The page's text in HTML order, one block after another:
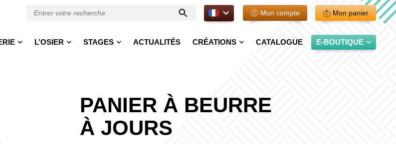
Entrer
votre
FR. Mon compte Mon panier
L’OSIER STAGES ACTUALITÉS CRÉATIONS CATALOGUE E-BOUTIQUE
PANIER À BEURRE
À JOURS